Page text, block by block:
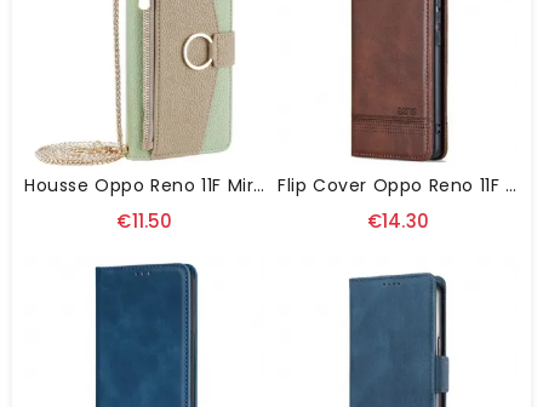
Housse Oppo Reno 11F Miroir Et Portefeuille
€11.50
Flip Cover Oppo Reno 11F 5G AZNS
€14.30